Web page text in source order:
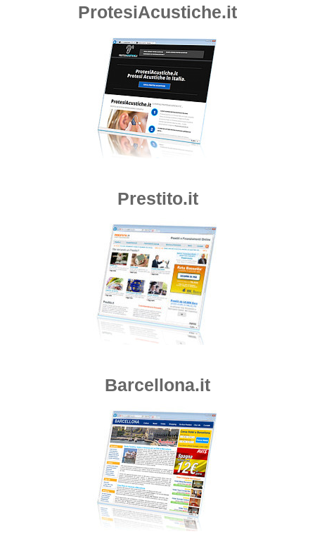
ProtesiAcustiche.it
Prestito.it
Barcellona.it